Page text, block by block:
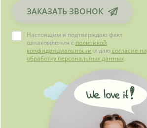
ЗАКАЗАТЬ ЗВОНОК
Настоящим я подтверждаю факт
ознакомления с политикой
конфиденциальности и даю согласие на
обработку персональных данных.